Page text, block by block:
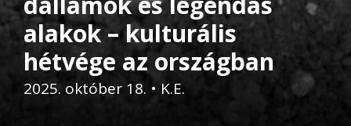
alakok – kulturális
hétvége az országban
2025. október 18. • K.E.